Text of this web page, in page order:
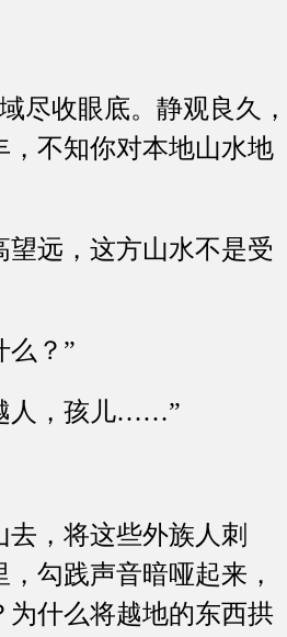
收眼底。静观良久，
，不知你对本地山水地
远，这方山水不是受
？”
人，孩儿……”
，将这些外族人刺
勾践声音暗哑起来，
为什么将越地的东西拱